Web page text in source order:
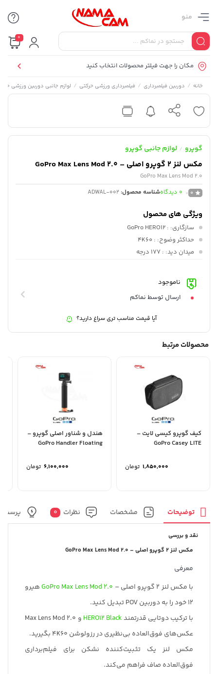
منو
0
مکان را جهت فیلتر محصولات انتخاب کنید
خانه / دوربین فیلمبرداری / فیلمبرداری ورزشی حرکتی / لوازم جانبی دوربین ورزشی
گوپرو / لوازم جانبی گوپرو
مکس لنز 2 گوپرو اصلی – GoPro Max Lens Mod 2.0
GoPro Max Lens Mod 2.0
0
0 دیدگاهشناسه محصول: ADWAL-002
ویژگی های محصول
سازگاری: : GoPro HERO12
حداکثر وضوح: : 4K60
میدان دید: : 177 درجه
ناموجود
ارسال توسط نماکم
آیا قیمت مناسب تری سراغ دارید؟
محصولات مرتبط
کیف گوپرو کیسی لایت –
GoPro Casey LITE
1,850,000 تومان
هندل و شناور اصلی گوپرو –
GoPro Handler Floating
6,100,000 تومان
توضیحات مشخصات نظرات 0 پرسش
نقد و بررسی
مکس لنز 2 گوپرو اصلی – GoPro Max Lens Mod 2.0
معرفی
با مکس لنز 2 گوپرو اصلی –
GoPro Max Lens Mod 2.0هیرو
12 خود را به دوربین POV تبدیل کنید.
با ترکیب دوتایی قدرتمندHERO12 Black
و Max Lens Mod 2.0
عکس‌های فوق‌العاده بی‌نظیری در رزولوشن 4K60 بگیرید.
مکس لنز یک تثبیت‌کننده نشکن برای فیلم‌برداری
فوق‌العاده صاف فراهم می‌کند.